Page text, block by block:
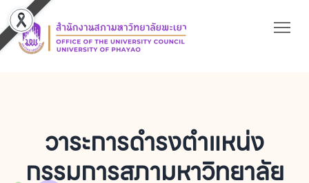
วาระการดำรงตำแหน่ง
กรรมการสภามหาวิทยาลัย